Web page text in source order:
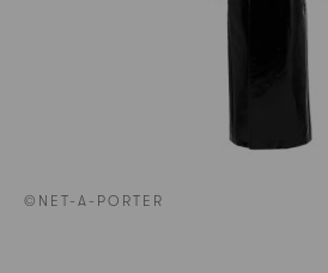
©NET-A-PORTER